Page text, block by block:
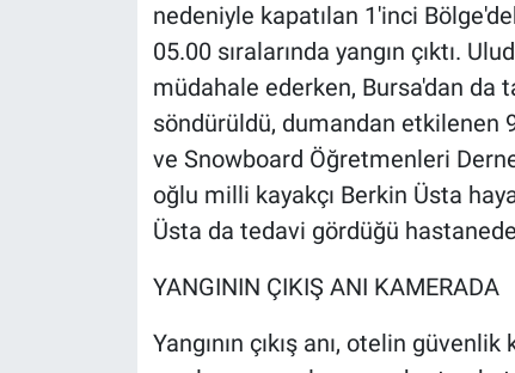
nedeniyle kapatılan 1'inci
05.00 sıralarında yangın çıktı.
müdahale ederken, Bursa'dan da
söndürüldü, dumandan etkilenen
ve Snowboard Öğretmenleri
oğlu milli kayakçı Berkin Üsta
Üsta da tedavi gördüğü
YANGININ ÇIKIŞ ANI KAMERADA
Yangının çıkış anı, otelin
Programlar